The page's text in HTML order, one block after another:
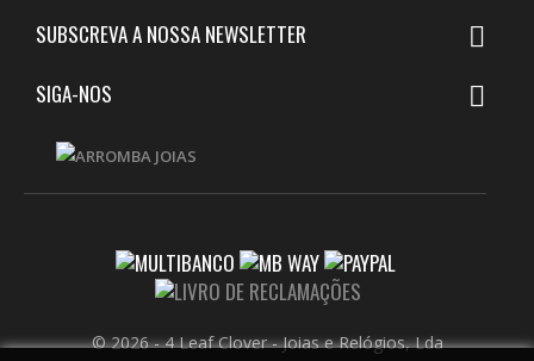
SUBSCREVA A NOSSA NEWSLETTER 
SIGA-NOS 
© 2026 - 4 Leaf Clover - Joias e Relógios, Lda